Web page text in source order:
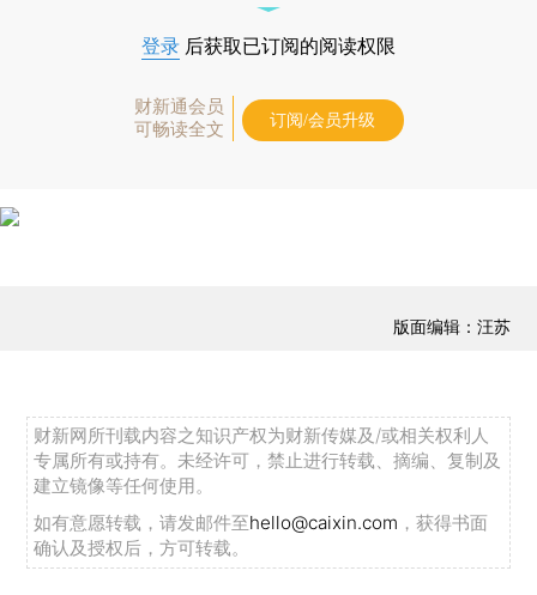
登录 后获取已订阅的阅读权限
财新通会员
可畅读全文
订阅/会员升级
版面编辑：汪苏
财新网所刊载内容之知识产权为财新传媒及/或相关权利人
专属所有或持有。未经许可，禁止进行转载、摘编、复制及
建立镜像等任何使用。
如有意愿转载，请发邮件至hello@caixin.com ，获得书面
确认及授权后，方可转载。